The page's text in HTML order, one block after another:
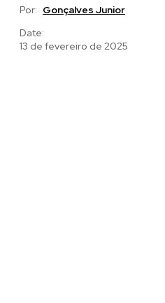
Por: Gonçalves Junior
Date:
13 de fevereiro de 2025